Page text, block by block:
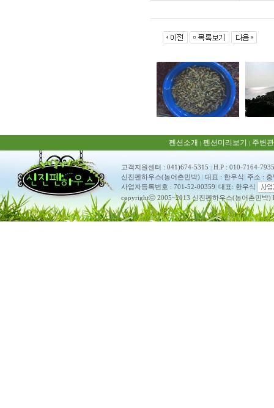
펜션소개 | 펜션미리보기 | 주변
고객지원센터 : 041)674-5315 | H.P : 010-7164-7935
신진펜하우스(농어촌민박) | 대표 : 한우식| 주소 :
사업자등록번호 : 701-52-00359 대표: 한우식
copyrightⓒ 2005~2013 신진펜하우스(농어촌민박)